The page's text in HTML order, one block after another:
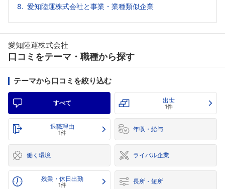
愛知陸運株式会社と事業・業種類似企業
愛知陸運株式会社
口コミをテーマ・職種から探す
テーマから口コミを絞り込む
すべて 出世
1件
退職理由
1件 年収・給与
働く環境 ライバル企業
残業・休日出勤
1件 長所・短所